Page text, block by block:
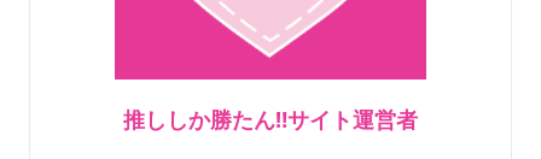
推ししか勝たん‼サイト運営者